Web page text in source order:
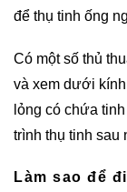
để thụ tinh ống
Có một số thủ
và xem dưới
lỏng có chứa
trình thụ tinh sau
Làm sao để